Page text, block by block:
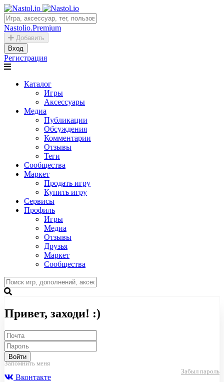
Nastolio.Premium
Добавить
Вход
Регистрация
Каталог
Игры
Аксессуары
Медиа
Публикации
Обсуждения
Комментарии
Отзывы
Теги
Сообщества
Маркет
Продать игру
Купить игру
Сервисы
Профиль
Игры
Медиа
Отзывы
Друзья
Маркет
Сообщества
Привет, заходи! :)
Войти
Запомнить меня
Забыл пароль
Вконтакте